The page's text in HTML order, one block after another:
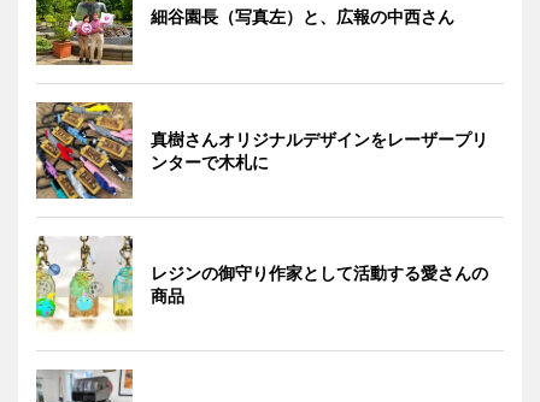
細谷園長（写真左）と、広報の中西さん
真樹さんオリジナルデザインをレーザープリ
ンターで木札に
レジンの御守り作家として活動する愛さんの
商品